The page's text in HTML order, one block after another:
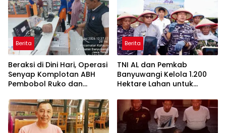
Berita
Beraksi di Dini Hari, Operasi
Senyap Komplotan ABH
Pembobol Ruko dan
Macan Blambangan
Berita
TNI AL dan Pemkab
Banyuwangi Kelola 1.200
Hektare Lahan untuk
Nasional